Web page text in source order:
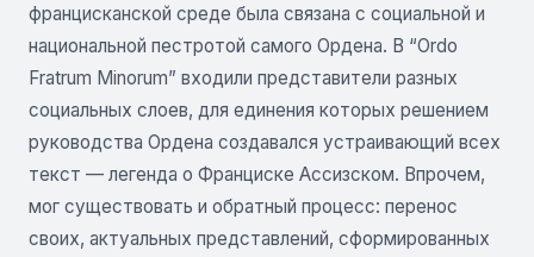
францисканской среде была связана с социальной и
национальной пестротой самого Ордена. В “Ordo
Fratrum Minorum” входили представители разных
социальных слоев, для единения которых решением
руководства Ордена создавался устраивающий всех
текст — легенда о Франциске Ассизском. Впрочем,
мог существовать и обратный процесс: перенос
своих, актуальных представлений, сформированных